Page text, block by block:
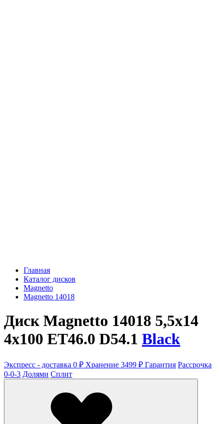
Главная
Каталог дисков
Magnetto
Magnetto 14018
Диск Magnetto 14018 5,5x14
4x100 ET46.0 D54.1 Black
Экспресс - доставка 0 ₽ Хранение 3499 ₽ Гарантия Рассрочка
0-0-3 Долями Сплит